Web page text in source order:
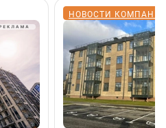
НОВОСТИ